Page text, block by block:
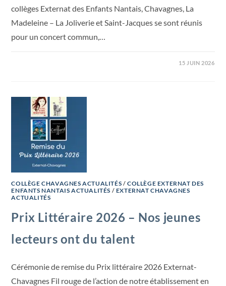
collèges Externat des Enfants Nantais, Chavagnes, La
Madeleine – La Joliverie et Saint-Jacques se sont réunis
pour un concert commun,…
15 JUIN 2026
COLLÈGE CHAVAGNES ACTUALITÉS /COLLÈGE EXTERNAT DES
ENFANTS NANTAIS ACTUALITÉS / EXTERNAT CHAVAGNES
ACTUALITÉS
Prix Littéraire 2026 – Nos jeunes
lecteurs ont du talent
Cérémonie de remise du Prix littéraire 2026 Externat-
Chavagnes Fil rouge de l’action de notre établissement en